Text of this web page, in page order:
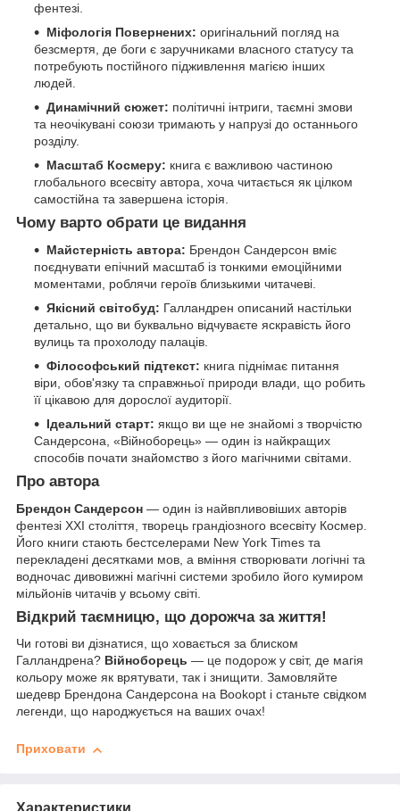
фентезі.
Міфологія Повернених: оригінальний погляд на
безсмертя, де боги є заручниками власного статусу та
потребують постійного підживлення магією інших
людей.
Динамічний сюжет: політичні інтриги, таємні змови
та неочікувані союзи тримають у напрузі до останнього
розділу.
Масштаб Космеру: книга є важливою частиною
глобального всесвіту автора, хоча читається як цілком
самостійна та завершена історія.
Чому варто обрати це видання
Майстерність автора: Брендон Сандерсон вміє
поєднувати епічний масштаб із тонкими емоційними
моментами, роблячи героїв близькими читачеві.
Якісний світобуд: Галландрен описаний настільки
детально, що ви буквально відчуваєте яскравість його
вулиць та прохолоду палаців.
Філософський підтекст: книга піднімає питання
віри, обов'язку та справжньої природи влади, що робить
її цікавою для дорослої аудиторії.
Ідеальний старт: якщо ви ще не знайомі з творчістю
Сандерсона, «Війноборець» — один із найкращих
способів почати знайомство з його магічними світами.
Про автора
Брендон Сандерсон — один із найвпливовіших авторів
фентезі XXI століття, творець грандіозного всесвіту Космер.
Його книги стають бестселерами New York Times та
перекладені десятками мов, а вміння створювати логічні та
водночас дивовижні магічні системи зробило його кумиром
мільйонів читачів у всьому світі.
Відкрий таємницю, що дорожча за життя!
Чи готові ви дізнатися, що ховається за блиском
Галландрена? Війноборець — це подорож у світ, де магія
кольору може як врятувати, так і знищити. Замовляйте
шедевр Брендона Сандерсона на Bookopt і станьте свідком
легенди, що народжується на ваших очах!
Приховати
Характеристики